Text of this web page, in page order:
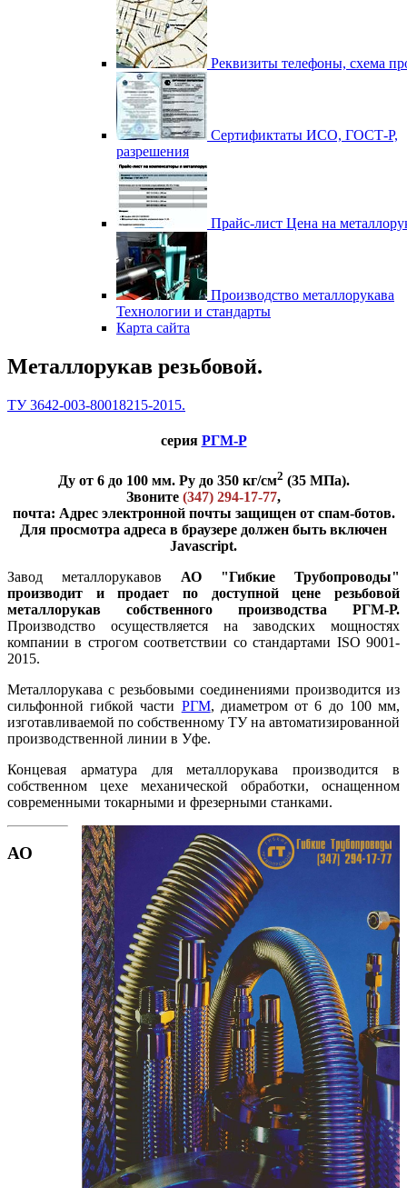
Реквизиты телефоны, схема
Сертификтаты ИСО, ГОСТ-Р,
разрешения
Прайс-лист Цена на
Производство металлорукава
Технологии и стандарты
Карта сайта
Металлорукав резьбовой.
ТУ 3642-003-80018215-2015.
серия РГМ-Р
Ду от 6 до 100 мм. Ру до 350 кг/см2 (35 МПа).
Звоните (347) 294-17-77,
почта: Адрес электронной почты защищен от спам-ботов.
Для просмотра адреса в браузере должен быть включен
Javascript.
Завод металлорукавов АО "Гибкие Трубопроводы"
производит и продает по доступной цене резьбовой
металлорукав собственного производства РГМ-Р.
Производство осуществляется на заводских мощностях
компании в строгом соответствии со стандартами ISO 9001-
2015.
Металлорукава с резьбовыми соединениями производится из
сильфонной гибкой части РГМ, диаметром от 6 до 100 мм,
изготавливаемой по собственному ТУ на автоматизированной
производственной линии в Уфе.
Концевая арматура для металлорукава производится в
собственном цехе механической обработки, оснащенном
современными токарными и фрезерными станками.
АО